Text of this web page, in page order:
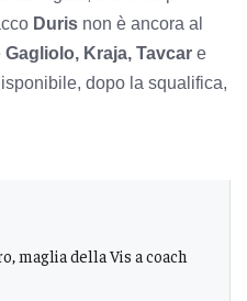
Duris non è ancora al
Gagliolo, Kraja, Tavcar e
dopo la squalifica,
maglia della Vis a coach